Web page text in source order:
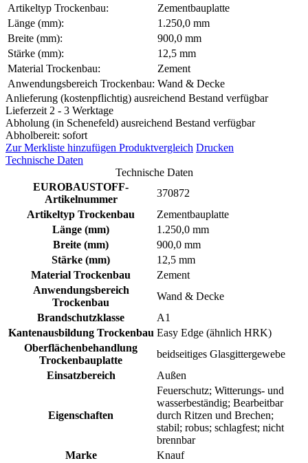
Artikeltyp Trockenbau:
Zementbauplatte
Länge (mm):
1.250,0 mm
Breite (mm):
900,0 mm
Stärke (mm):
12,5 mm
Material Trockenbau:
Zement
Anwendungsbereich Trockenbau: Wand & Decke
Anlieferung (kostenpflichtig) ausreichend Bestand verfügbar
Lieferzeit 2 - 3 Werktage
Abholung (in Schenefeld) ausreichend Bestand verfügbar
Abholbereit: sofort
Zur Merkliste hinzufügen Produktvergleich Drucken
Technische Daten
Technische Daten
EUROBAUSTOFF-
Artikelnummer
370872
Artikeltyp Trockenbau
Zementbauplatte
Länge (mm)
1.250,0 mm
Breite (mm)
900,0 mm
Stärke (mm)
12,5 mm
Material Trockenbau
Zement
Anwendungsbereich
Trockenbau
Wand & Decke
Brandschutzklasse
A1
Kantenausbildung Trockenbau Easy Edge (ähnlich HRK)
Oberflächenbehandlung
Trockenbauplatte
beidseitiges Glasgittergewebe
Einsatzbereich
Außen
Eigenschaften
Feuerschutz; Witterungs- und
wasserbeständig; Bearbeitbar
durch Ritzen und Brechen;
stabil; robus; schlagfest; nicht
brennbar
Marke
Knauf